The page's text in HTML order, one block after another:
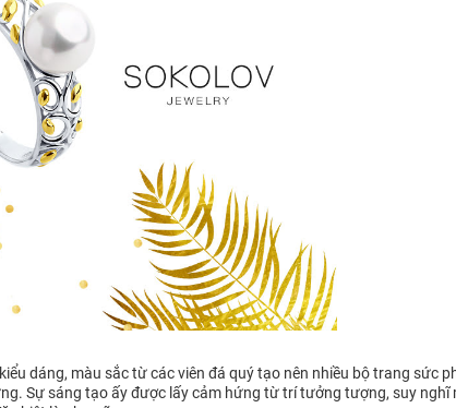
dáng, màu sắc từ các viên đá quý tạo nên nhiều bộ trang sức
Sự sáng tạo ấy được lấy cảm hứng từ trí tưởng tượng, suy nghĩ